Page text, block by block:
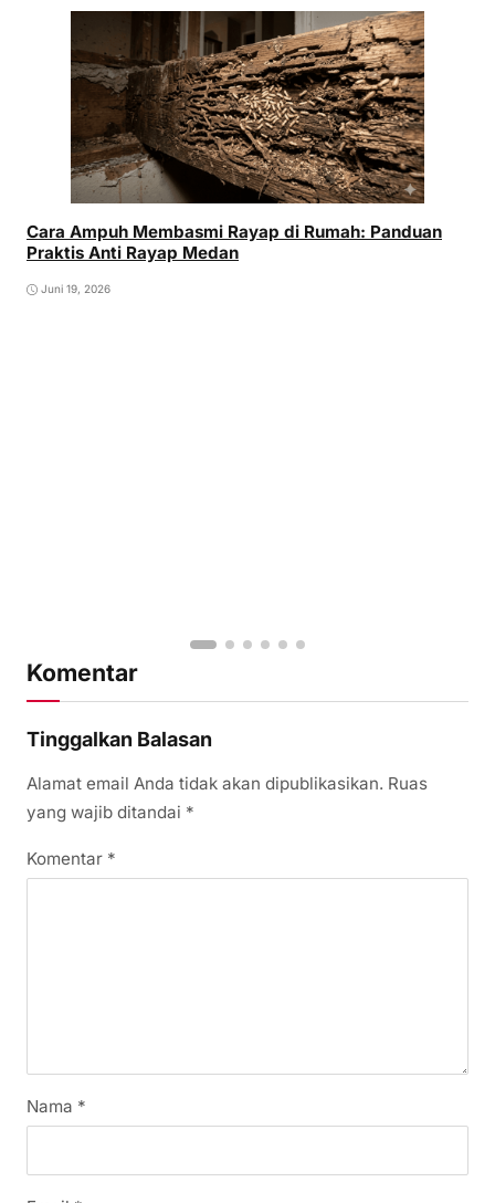
Cara Ampuh Membasmi Rayap di Rumah: Panduan
Praktis Anti Rayap Medan
Juni 19, 2026
Komentar
Tinggalkan Balasan
Alamat email Anda tidak akan dipublikasikan. Ruas
yang wajib ditandai *
Komentar *
Nama *